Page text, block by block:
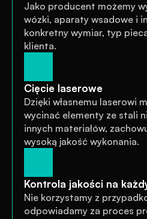
Jako producent możemy
wózki, aparaty wsadowe i
konkretny wymiar, typ
klienta.
Cięcie laserowe
Dzięki własnemu laserowi
wycinać elementy ze stali
innych materiałów,
wysoką jakość wykonania.
Kontrola jakości na
Nie korzystamy z
odpowiadamy za proces